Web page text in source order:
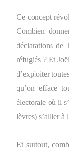
Ce concept
Combien
déclarations de
réfugiés ? Et
d’exploiter
qu’on efface
électorale où il
lèvres) s’allier à
Et surtout,